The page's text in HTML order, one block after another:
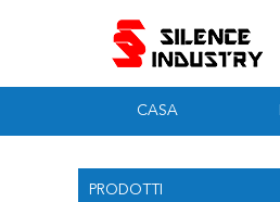
CASA
PRODOTTI